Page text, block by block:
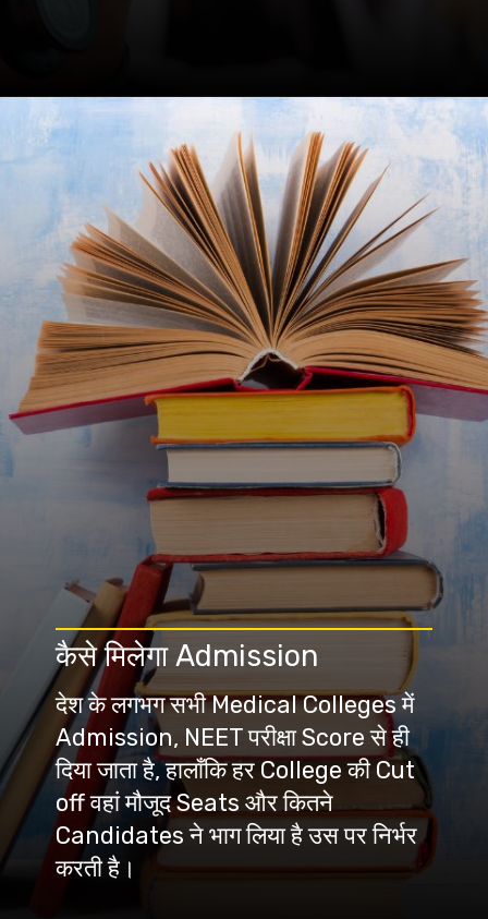
देश के लगभग सभी Medical Colleges में
Admission, NEET परीक्षा Score से ही
दिया जाता है, हालाँकि हर College की Cut
off वहां मौजूद Seats और कितने
Candidates ने भाग लिया है उस पर निर्भर